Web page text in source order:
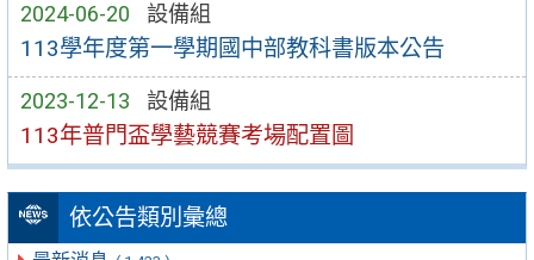
2024-06-20 設備組
113學年度第一學期國中部教科書版本公告
2023-12-13 設備組
113年普門盃學藝競賽考場配置圖
依公告類別彙總